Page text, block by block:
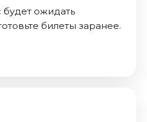
ожидать
билеты заранее.